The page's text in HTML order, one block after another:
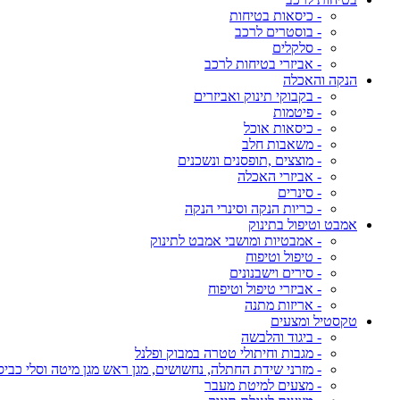
- כיסאות בטיחות
- בוסטרים לרכב
- סלקלים
- אביזרי בטיחות לרכב
הנקה והאכלה
- בקבוקי תינוק ואביזרים
- פיטמות
- כיסאות אוכל
- משאבות חלב
- מוצצים ,תופסנים ונשכנים
- אביזרי האכלה
- סינרים
- כריות הנקה וסינרי הנקה
אמבט וטיפול בתינוק
- אמבטיות ומושבי אמבט לתינוק
- טיפול וטיפוח
- סירים וישבנונים
- אביזרי טיפול וטיפוח
- אריזות מתנה
טקסטיל ומצעים
- ביגוד והלבשה
- מגבות וחיתולי טטרה במבוק ופלנל
- מזרני שידת החתלה, נחשושים, מגן ראש מגן מיטה וסלי
- מצעים למיטת מעבר